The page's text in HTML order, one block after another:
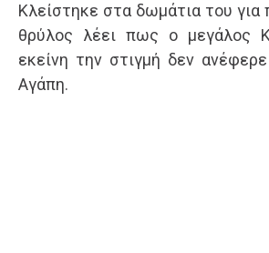
Κλείστηκε στα δωμάτια του για
θρύλος λέει πως ο μεγάλος
εκείνη την στιγμή δεν
Αγάπη.